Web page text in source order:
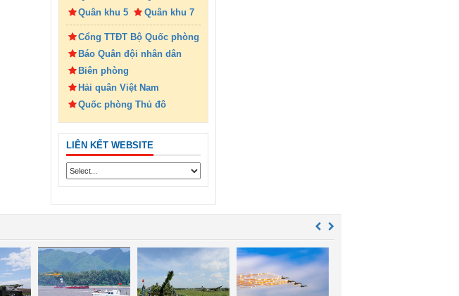
Quân khu 5
Quân khu 7
Cổng TTĐT Bộ Quốc phòng
Báo Quân đội nhân dân
Biên phòng
Hải quân Việt Nam
Quốc phòng Thủ đô
LIÊN KẾT WEBSITE